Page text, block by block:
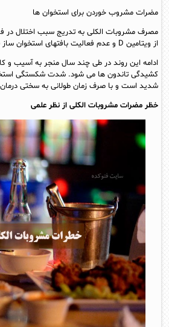
مضرات مشروب خوردن برای استخوان ها
مصرف مشروبات الکلی به تدریج سبب اختلال در
از ویتامین D و عدم فعالیت بافتهای استخوان ساز بدن می شود.
ادامه این روند در طی چند سال منجر به آسیب و
کشیدگی تاندون ها می شود. شدت شکستگی
شدید است و با صرف زمان طولانی به سختی
خظر مضرات مشروبات الکلی از نظر علمی